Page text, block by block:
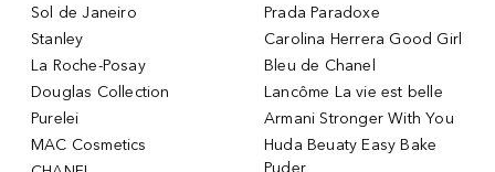
Sol de Janeiro
Stanley
La Roche-Posay
Douglas Collection
Purelei
MAC Cosmetics
Prada Paradoxe
Carolina Herrera Good Girl
Bleu de Chanel
Lancôme La vie est belle
Armani Stronger With You
Huda Beuaty Easy Bake
Puder